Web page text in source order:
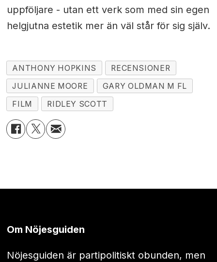
uppföljare - utan ett verk som med sin egen
helgjutna estetik mer än väl står för sig själv.
ANTHONY HOPKINS
RECENSIONER
JULIANNE MOORE
GARY OLDMAN M FL
FILM
RIDLEY SCOTT
Om Nöjesguiden
Nöjesguiden är partipolitiskt obunden, men